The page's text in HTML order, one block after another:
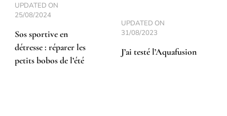
UPDATED ON
25/08/2024
Sos sportive en
détresse : réparer les
petits bobos de l’été
UPDATED ON
31/08/2023
J’ai testé l’Aquafusion